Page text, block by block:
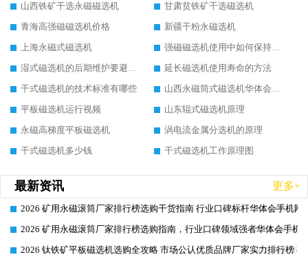
山西铁矿干选永磁磁选机
甘肃贫铁矿干选磁选机
青海高强磁磁选机价格
新疆干粉永磁选机
上海永磁式磁选机
强磁磁选机使用中如何保持其顺畅运行
湿式磁选机的后期维护要避开哪些坑
延长磁选机使用寿命的方法
干式磁选机的技术标准有哪些
山西永磁筒式磁选机华体会手机网页版-华体会(中国)
平板磁选机运行视频
山东辊式磁选机原理
永磁高梯度平板磁选机
涡电流金属分选机的原理
干式磁选机多少钱
干式磁选机工作原理图
最新资讯 更多+
2026-06-26
2026 矿用永磁滚筒厂家排行榜选购干货指南 行业口碑标杆华体会手机网
2026-06-26
2026 矿用永磁滚筒厂家排行榜选购指南，行业口碑领域强者华体会手机
2026-06-26
2026 钛铁矿平板磁选机选购全攻略 市场公认优质品牌厂家实力排行榜